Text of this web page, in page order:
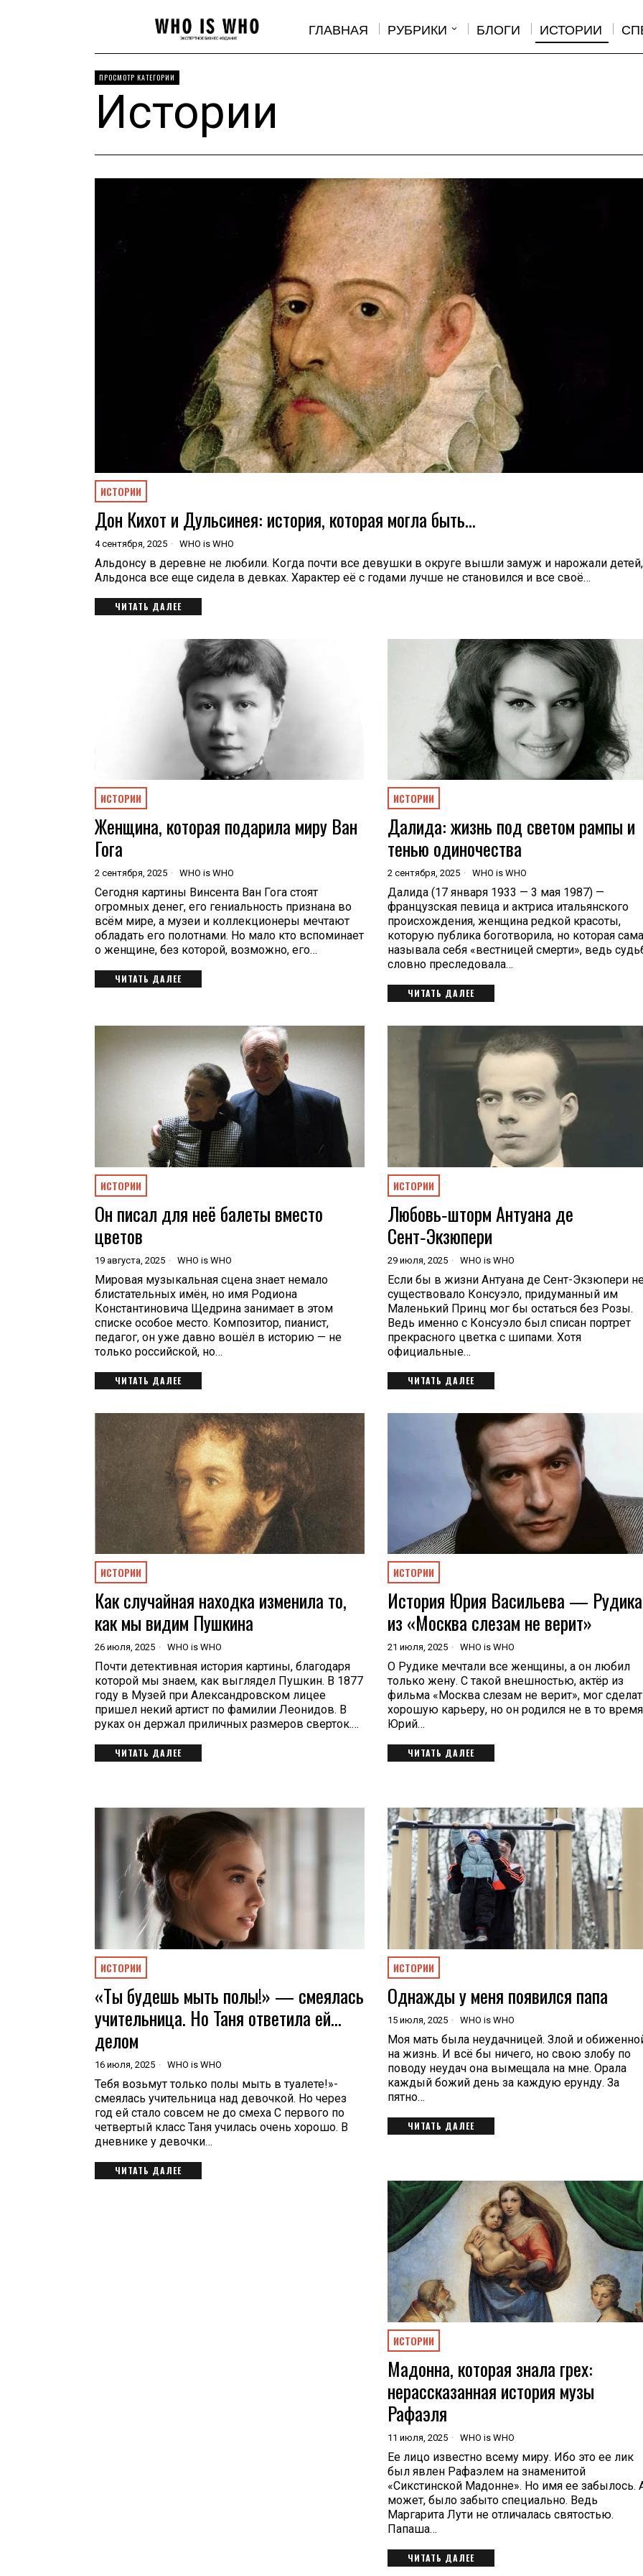
ГЛАВНАЯ РУБРИКИ БЛОГИ ИСТОРИИ
ПРОСМОТР КАТЕГОРИИ
Истории
ИСТОРИИ
Дон Кихот и Дульсинея: история, которая могла быть…
4 сентября, 2025 WHO is WHO
Альдонсу в деревне не любили. Когда почти все девушки в округе вышли замуж и нарожали детей,
Альдонса все еще сидела в девках. Характер её с годами лучше не становился и все своё…
ЧИТАТЬ ДАЛЕЕ
ИСТОРИИ
Женщина, которая подарила миру Ван
Гога
2 сентября, 2025 WHO is WHO
Сегодня картины Винсента Ван Гога стоят
огромных денег, его гениальность признана во
всём мире, а музеи и коллекционеры мечтают
обладать его полотнами. Но мало кто вспоминает
о женщине, без которой, возможно, его…
ЧИТАТЬ ДАЛЕЕ
ИСТОРИИ
Далида: жизнь под светом рампы и
тенью одиночества
2 сентября, 2025 WHO is WHO
Далида (17 января 1933 — 3 мая 1987) —
французская певица и актриса итальянского
происхождения, женщина редкой красоты,
которую публика боготворила, но которая сама
называла себя «вестницей смерти», ведь
словно преследовала…
ЧИТАТЬ ДАЛЕЕ
ИСТОРИИ
Он писал для неё балеты вместо
цветов
19 августа, 2025 WHO is WHO
Мировая музыкальная сцена знает немало
блистательных имён, но имя Родиона
Константиновича Щедрина занимает в этом
списке особое место. Композитор, пианист,
педагог, он уже давно вошёл в историю — не
только российской, но…
ЧИТАТЬ ДАЛЕЕ
ИСТОРИИ
Любовь‑шторм Антуана де
Сент‑Экзюпери
29 июля, 2025 WHO is WHO
Если бы в жизни Антуана де Сент-Экзюпери
существовало Консуэло, придуманный им
Маленький Принц мог бы остаться без Розы.
Ведь именно с Консуэло был списан портрет
прекрасного цветка с шипами. Хотя
официальные…
ЧИТАТЬ ДАЛЕЕ
ИСТОРИИ
Как случайная находка изменила то,
как мы видим Пушкина
26 июля, 2025 WHO is WHO
Почти детективная история картины, благодаря
которой мы знаем, как выглядел Пушкин. В 1877
году в Музей при Александровском лицее
пришел некий артист по фамилии Леонидов. В
руках он держал приличных размеров сверток.…
ЧИТАТЬ ДАЛЕЕ
ИСТОРИИ
История Юрия Васильева — Рудика
из «Москва слезам не верит»
21 июля, 2025 WHO is WHO
О Рудике мечтали все женщины, а он любил
только жену. С такой внешностью, актёр из
фильма «Москва слезам не верит», мог
хорошую карьеру, но он родился не в то
Юрий…
ЧИТАТЬ ДАЛЕЕ
ИСТОРИИ
«Ты будешь мыть полы!» — смеялась
учительница. Но Таня ответила ей…
делом
16 июля, 2025 WHO is WHO
Тебя возьмут только полы мыть в туалете!»-
смеялась учительница над девочкой. Но через
год ей стало совсем не до смеха С первого по
четвертый класс Таня училась очень хорошо. В
дневнике у девочки…
ЧИТАТЬ ДАЛЕЕ
ИСТОРИИ
Однажды у меня появился папа
15 июля, 2025 WHO is WHO
Моя мать была неудачницей. Злой и
на жизнь. И всё бы ничего, но свою злобу по
поводу неудач она вымещала на мне. Орала
каждый божий день за каждую ерунду. За
пятно…
ЧИТАТЬ ДАЛЕЕ
ИСТОРИИ
Мадонна, которая знала грех:
нерассказанная история музы
Рафаэля
11 июля, 2025 WHO is WHO
Ее лицо известно всему миру. Ибо это ее лик
был явлен Рафаэлем на знаменитой
«Сикстинской Мадонне». Но имя ее забылось.
может, было забыто специально. Ведь
Маргарита Лути не отличалась святостью.
Папаша…
ЧИТАТЬ ДАЛЕЕ